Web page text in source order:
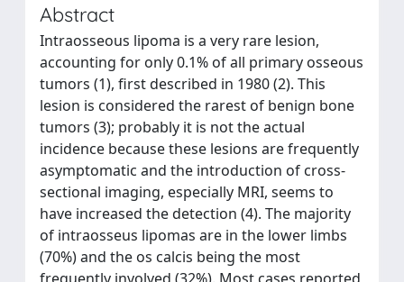
Abstract
Intraosseous lipoma is a very rare lesion,
accounting for only 0.1% of all primary osseous
tumors (1), first described in 1980 (2). This
lesion is considered the rarest of benign bone
tumors (3); probably it is not the actual
incidence because these lesions are frequently
asymptomatic and the introduction of cross-
sectional imaging, especially MRI, seems to
have increased the detection (4). The majority
of intraosseus lipomas are in the lower limbs
(70%) and the os calcis being the most